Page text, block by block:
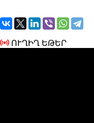
ՈՒՂԻՂ ԵԹԵՐ